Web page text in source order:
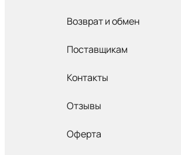
Возврат и обмен
Поставщикам
Контакты
Отзывы
Оферта